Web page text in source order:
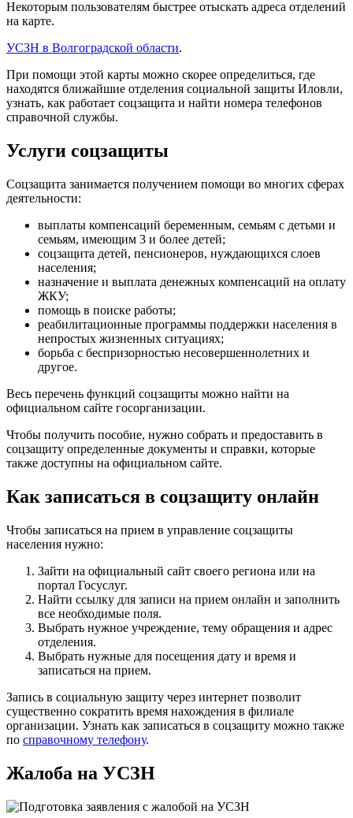
Некоторым пользователям быстрее отыскать адреса отделений
на карте.
УСЗН в Волгоградской области.
При помощи этой карты можно скорее определиться, где
находятся ближайшие отделения социальной защиты Иловли,
узнать, как работает соцзащита и найти номера телефонов
справочной службы.
Услуги соцзащиты
Соцзащита занимается получением помощи во многих сферах
деятельности:
выплаты компенсаций беременным, семьям с детьми и
семьям, имеющим 3 и более детей;
соцзащита детей, пенсионеров, нуждающихся слоев
населения;
назначение и выплата денежных компенсаций на оплату
ЖКУ;
помощь в поиске работы;
реабилитационные программы поддержки населения в
непростых жизненных ситуациях;
борьба с беспризорностью несовершеннолетних и
другое.
Весь перечень функций соцзащиты можно найти на
официальном сайте госорганизации.
Чтобы получить пособие, нужно собрать и предоставить в
соцзащиту определенные документы и справки, которые
также доступны на официальном сайте.
Как записаться в соцзащиту онлайн
Чтобы записаться на прием в управление соцзащиты
населения нужно:
Зайти на официальный сайт своего региона или на
портал Госуслуг.
Найти ссылку для записи на прием онлайн и заполнить
все необходимые поля.
Выбрать нужное учреждение, тему обращения и адрес
отделения.
Выбрать нужные для посещения дату и время и
записаться на прием.
Запись в социальную защиту через интернет позволит
существенно сократить время нахождения в филиале
организации. Узнать как записаться в соцзащиту можно также
по справочному телефону.
Жалоба на УСЗН